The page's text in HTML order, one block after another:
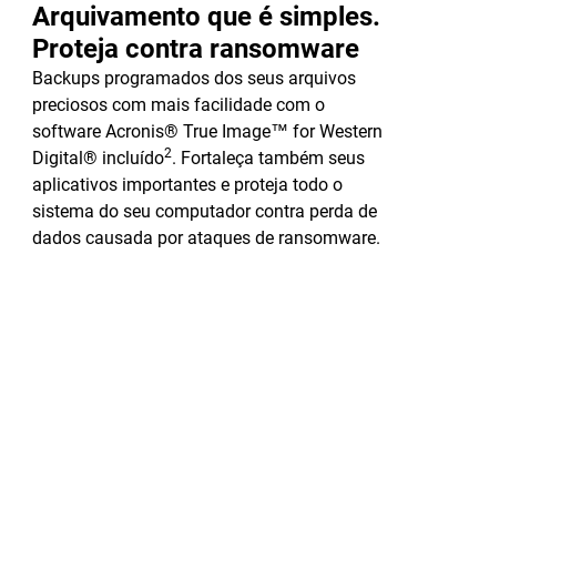
Arquivamento que é simples.
Proteja contra ransomware
Backups programados dos seus arquivos
preciosos com mais facilidade com o
software Acronis® True Image™ for Western
Digital® incluído2. Fortaleça também seus
aplicativos importantes e proteja todo o
sistema do seu computador contra perda de
dados causada por ataques de ransomware.